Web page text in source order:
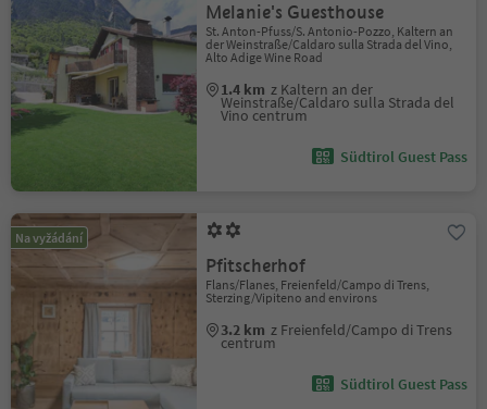
Melanie's Guesthouse
St. Anton-Pfuss/S. Antonio-Pozzo, Kaltern an
der Weinstraße/Caldaro sulla Strada del Vino,
Alto Adige Wine Road
1.4 km z Kaltern an der
Weinstraße/Caldaro sulla Strada del
Vino centrum
Südtirol Guest Pass
Na vyžádání
Pfitscherhof
Flans/Flanes, Freienfeld/Campo di Trens,
Sterzing/Vipiteno and environs
3.2 km z Freienfeld/Campo di Trens
centrum
Südtirol Guest Pass